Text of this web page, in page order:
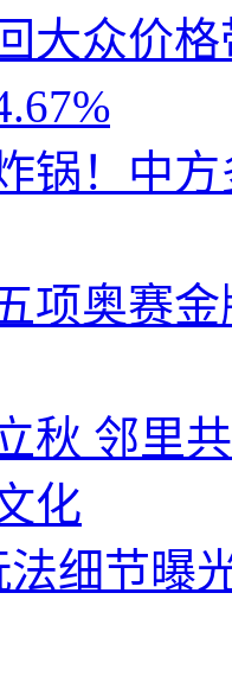
大众价
锅！中
项奥赛
秋 邻里
化
法细节